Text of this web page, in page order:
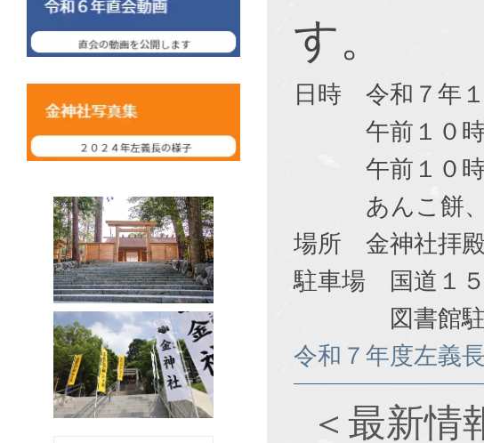
す。
日時 令和７年
午前１０時よ
午前１０時３
あんこ餅、き
場所 金神社拝
駐車場 国道１５
図書館駐車場
令和７年度左義
＜最新情